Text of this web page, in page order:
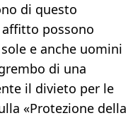
di questo
possono
e anche uomini
di una
il divieto per le
«Protezione della